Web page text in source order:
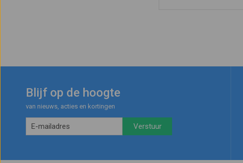
Blijf op de hoogte
van nieuws, acties en kortingen